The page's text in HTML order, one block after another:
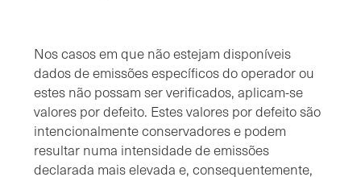
Nos casos em que não estejam disponíveis
dados de emissões específicos do operador ou
estes não possam ser verificados, aplicam-se
valores por defeito. Estes valores por defeito são
intencionalmente conservadores e podem
resultar numa intensidade de emissões
declarada mais elevada e, consequentemente,